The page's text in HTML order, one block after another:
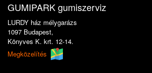
GUMIPARK gumiszerviz
LURDY ház mélygarázs
1097 Budapest,
Könyves K. krt. 12-14.
Megközelítés